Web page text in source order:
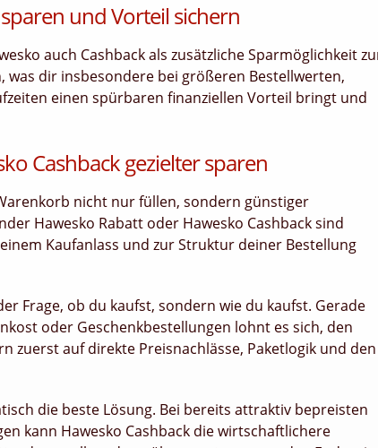
und Vorteil sichern
auch Cashback als zusätzliche Sparmöglichkeit
was dir insbesondere bei größeren Bestellwerten,
einen spürbaren finanziellen Vorteil bringt und
Cashback gezielter sparen
nicht nur füllen, sondern günstiger
Hawesko Rabatt oder Hawesko Cashback sind
Kaufanlass und zur Struktur deiner Bestellung
Frage, ob du kaufst, sondern wie du kaufst. Gerade
oder Geschenkbestellungen lohnt es sich, den
zuerst auf direkte Preisnachlässe, Paketlogik und den
die beste Lösung. Bei bereits attraktiv bepreisten
kann Hawesko Cashback die wirtschaftlichere